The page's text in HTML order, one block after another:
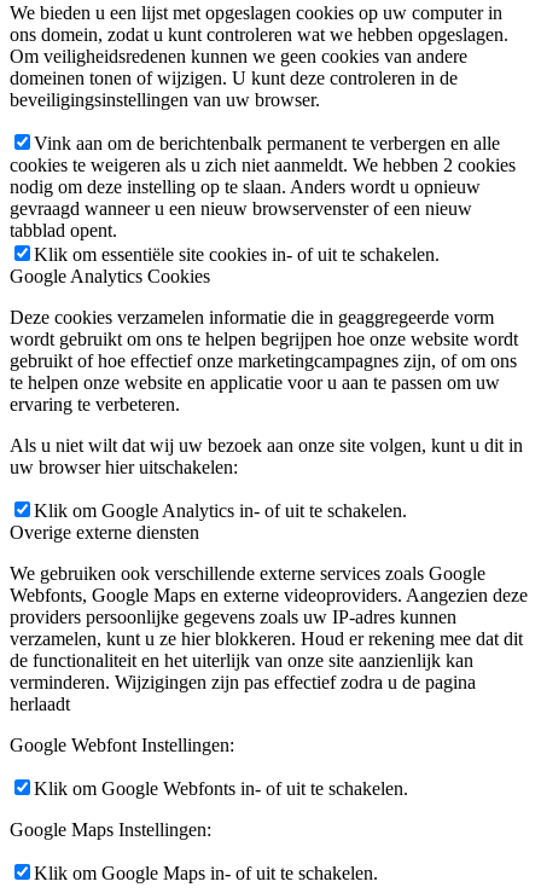
We bieden u een lijst met opgeslagen cookies op uw computer in
ons domein, zodat u kunt controleren wat we hebben opgeslagen.
Om veiligheidsredenen kunnen we geen cookies van andere
domeinen tonen of wijzigen. U kunt deze controleren in de
beveiligingsinstellingen van uw browser.
Vink aan om de berichtenbalk permanent te verbergen en alle
cookies te weigeren als u zich niet aanmeldt. We hebben 2 cookies
nodig om deze instelling op te slaan. Anders wordt u opnieuw
gevraagd wanneer u een nieuw browservenster of een nieuw
tabblad opent.
Klik om essentiële site cookies in- of uit te schakelen.
Google Analytics Cookies
Deze cookies verzamelen informatie die in geaggregeerde vorm
wordt gebruikt om ons te helpen begrijpen hoe onze website wordt
gebruikt of hoe effectief onze marketingcampagnes zijn, of om ons
te helpen onze website en applicatie voor u aan te passen om uw
ervaring te verbeteren.
Als u niet wilt dat wij uw bezoek aan onze site volgen, kunt u dit in
uw browser hier uitschakelen:
Klik om Google Analytics in- of uit te schakelen.
Overige externe diensten
We gebruiken ook verschillende externe services zoals Google
Webfonts, Google Maps en externe videoproviders. Aangezien deze
providers persoonlijke gegevens zoals uw IP-adres kunnen
verzamelen, kunt u ze hier blokkeren. Houd er rekening mee dat dit
de functionaliteit en het uiterlijk van onze site aanzienlijk kan
verminderen. Wijzigingen zijn pas effectief zodra u de pagina
herlaadt
Google Webfont Instellingen:
Klik om Google Webfonts in- of uit te schakelen.
Google Maps Instellingen:
Klik om Google Maps in- of uit te schakelen.